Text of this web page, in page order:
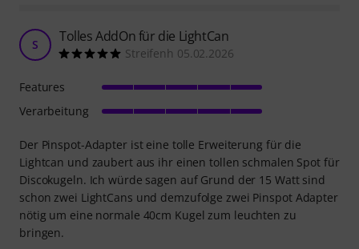
S Tolles AddOn für die LightCan
Streifenh 05.02.2026
Der Pinspot-Adapter ist eine tolle Erweiterung für die
Lightcan und zaubert aus ihr einen tollen schmalen Spot für
Discokugeln. Ich würde sagen auf Grund der 15 Watt sind
schon zwei LightCans und demzufolge zwei Pinspot Adapter
nötig um eine normale 40cm Kugel zum leuchten zu
bringen.
Features
Verarbeitung